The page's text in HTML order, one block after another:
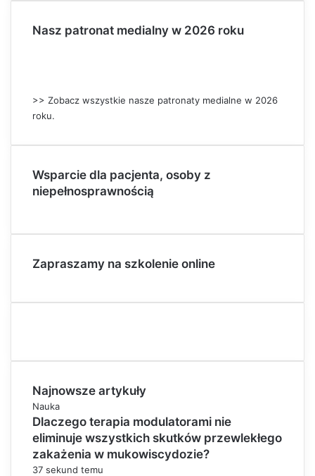
Nasz patronat medialny w 2026 roku
>> Zobacz wszystkie nasze patronaty medialne w 2026
roku.
Wsparcie dla pacjenta, osoby z
niepełnosprawnością
Zapraszamy na szkolenie online
Najnowsze artykuły
Nauka
Dlaczego terapia modulatorami nie
eliminuje wszystkich skutków przewlekłego
zakażenia w mukowiscydozie?
37 sekund temu